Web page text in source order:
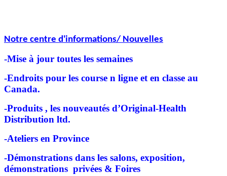
Notre centre d'informations/ Nouvelles
-Mise à jour toutes les semaines
-Endroits pour les course n ligne et en classe au
Canada.
-Produits , les nouveautés d’Original-Health
Distribution ltd.
-Ateliers en Province
-Démonstrations dans les salons, exposition,
démonstrations privées & Foires